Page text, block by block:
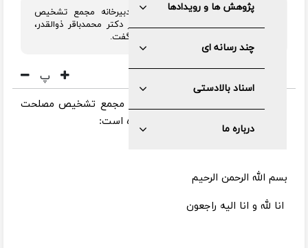
پژوهش ها و رویدادها
چند رسانه ای
اسناد بالادستی
درباره ما
دکتر عباسعلی کدخدایی، سرپرست دبیرخانه مجمع تشخیص
مصلحت نظام در پیامی درگذشت پدر دکتر محمدباقر ذوالقدر،
دبیر شورای عالی امنیت ملی را تسلیت گفت.
پ
به گزارش مرکز رسانه و روابط عمومی مجمع تشخیص مصلحت
نظام در متن پیام دکتر کدخدایی آمده است:
بسم‌ الله الرحمن الرحیم
انا لله و انا الیه راجعون